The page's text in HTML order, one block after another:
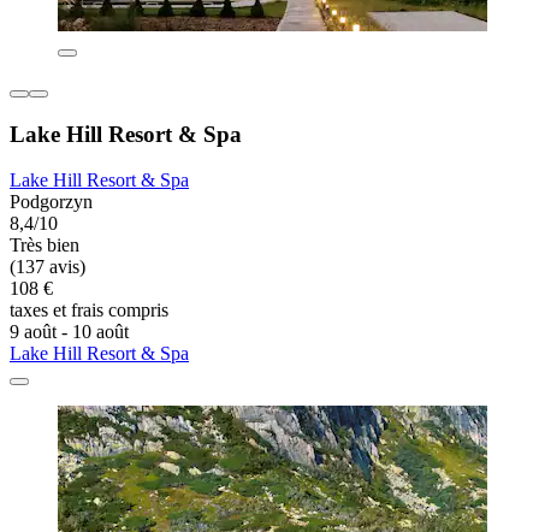
Lake Hill Resort & Spa
Lake Hill Resort & Spa
Podgorzyn
8,4/10
Très bien
(137 avis)
108 €
taxes et frais compris
9 août - 10 août
Lake Hill Resort & Spa